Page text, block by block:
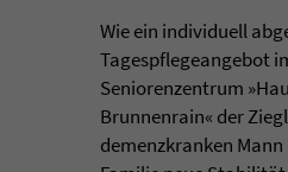
Wie ein individuell
Tagespflegeangebot
Seniorenzentrum
Brunnenrain« der
demenzkranken